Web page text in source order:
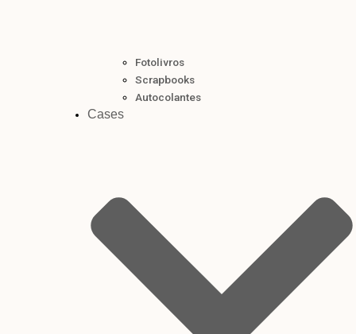
Fotolivros
Scrapbooks
Autocolantes
Cases